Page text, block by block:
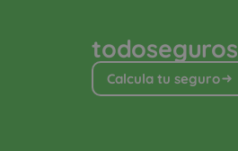
todoseguros
Calcula tu seguro